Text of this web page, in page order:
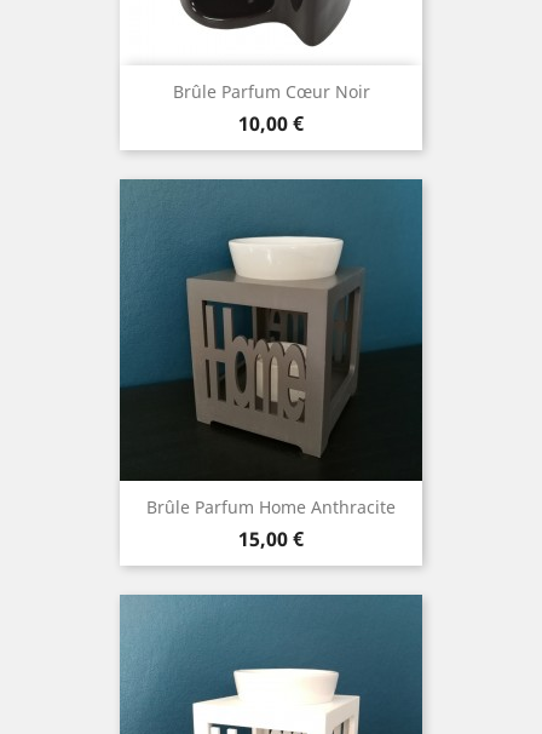
Brûle Parfum Cœur Noir
Prix
10,00 €
Brûle Parfum Home Anthracite
Prix
15,00 €